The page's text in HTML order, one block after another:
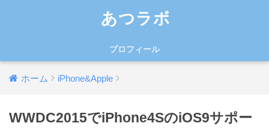
あつラボ
プロフィール
ホーム iPhone&Apple
WWDC2015でiPhone4SのiOS9サポー